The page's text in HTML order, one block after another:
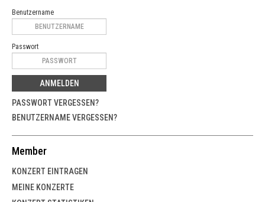
Benutzername
Passwort
ANMELDEN
PASSWORT VERGESSEN?
BENUTZERNAME VERGESSEN?
Member
KONZERT EINTRAGEN
MEINE KONZERTE